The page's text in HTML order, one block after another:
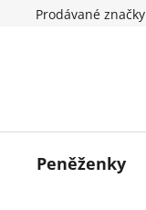
Prodávané značky
Peněženky